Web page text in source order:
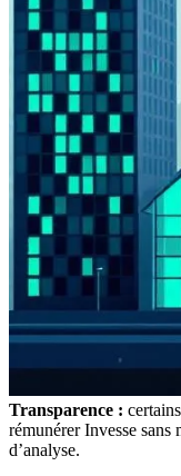
Transparence :
rémunérer Invesse
d’analyse.